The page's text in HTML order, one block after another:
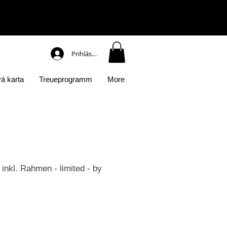
Prihlásiť sa
karta Treueprogramm More
inkl. Rahmen - limited - by